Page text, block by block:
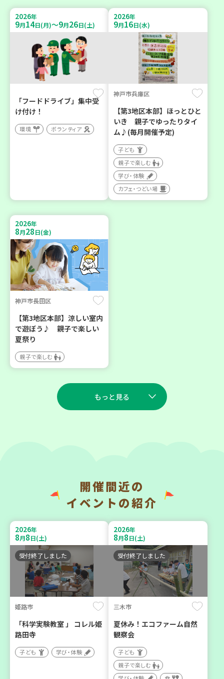
2026年
9月14日(月)～9月26日(土)
「フードドライブ」集中受
け付け！
環境 ボランティア
2026年
9月16日(水)
神戸市兵庫区
【第3地区本部】ほっとひと
いき 親子でゆったりタイ
ム♪(毎月開催予定)
子ども
親子で楽しむ
学び・体験
カフェ・つどい場
2026年
8月28日(金)
神戸市長田区
【第3地区本部】涼しい室内
で遊ぼう♪ 親子で楽しい
夏祭り
親子で楽しむ
もっと見る
神戸市兵庫区
地域で暮らしたい 「コープ
くらしの助け合いの会」
（会場：兵庫）
ボランティア
神戸市兵庫区
BOSAI(ぼうさい)教室～か
ぞくで楽しくまなぼうさい
～
学び・体験
平和・防災
2026年
10 日(木)
2026年
9 11
開催間近の
イベントの紹介
2026年
8月8日(土)
受付終了しました
姫路市
「科学実験教室 」 コレル姫
路田寺
子ども 学び・体験
2026年
8月8日(土)
受付終了しました
三木市
夏休み！エコファーム自然
観察会
子ども
親子で楽しむ